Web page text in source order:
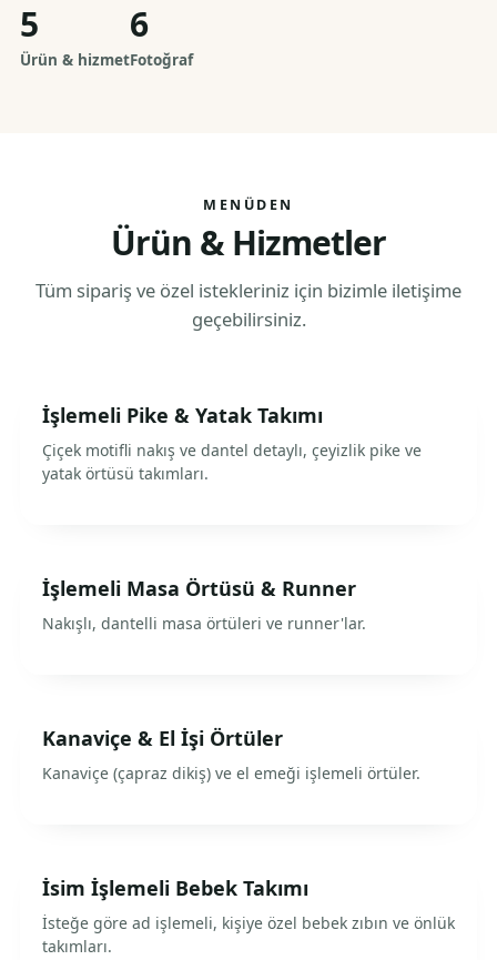
5
Ürün & hizmet
6
Fotoğraf
MENÜDEN
Ürün & Hizmetler
Tüm sipariş ve özel istekleriniz için bizimle iletişime
geçebilirsiniz.
İşlemeli Pike & Yatak Takımı
Çiçek motifli nakış ve dantel detaylı, çeyizlik pike ve
yatak örtüsü takımları.
İşlemeli Masa Örtüsü & Runner
Nakışlı, dantelli masa örtüleri ve runner'lar.
Kanaviçe & El İşi Örtüler
Kanaviçe (çapraz dikiş) ve el emeği işlemeli örtüler.
İsim İşlemeli Bebek Takımı
İsteğe göre ad işlemeli, kişiye özel bebek zıbın ve önlük
takımları.